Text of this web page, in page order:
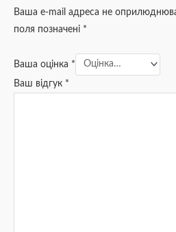
Ваша e-mail адреса не
поля позначені *
Ваша оцінка *
Ваш відгук *